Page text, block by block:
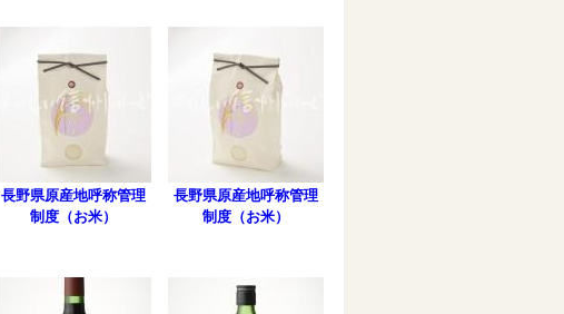
長野県原産地呼称管理
制度（お米）
長野県原産地呼称管理
制度（お米）